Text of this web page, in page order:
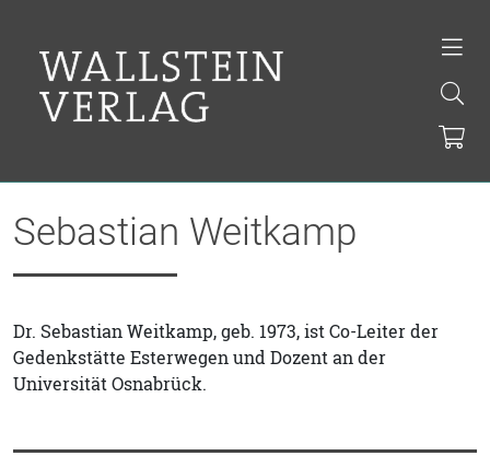
Sebastian Weitkamp
Dr. Sebastian Weitkamp, geb. 1973, ist Co-Leiter der
Gedenkstätte Esterwegen und Dozent an der
Universität Osnabrück.